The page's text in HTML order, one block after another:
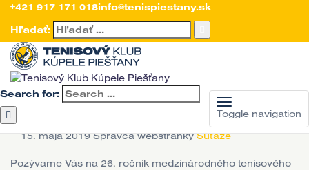
+421 917 171 018info@tenispiestany.sk
Hľadať:
Toggle navigation
Search for:
Úvod Aktuality Súťaže Medzinárodný turnaj žiactva opäť v
Piešťanoch
Medzinárodný turnaj
žiactva opäť v
Piešťanoch
15. mája 2019 Správca webstránky Súťaže
Pozývame Vás na 26. ročník medzinárodného tenisového